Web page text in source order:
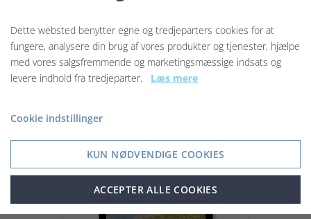
129,00 kr.
Vis produkt
Dette websted benytter egne og tredjeparters cookies for at
fungere, analysere din brug af vores produkter og tjenester, hjælpe
med vores salgsfremmende og marketingsmæssige indsats og
levere indhold fra tredjeparter. Læs mere
Cookie indstillinger
KUN NØDVENDIGE COOKIES
ACCEPTER ALLE COOKIES